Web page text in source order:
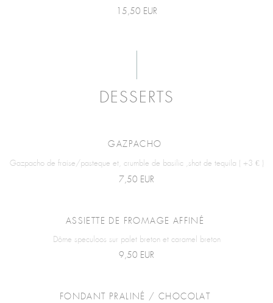
15,50 EUR
DESSERTS
GAZPACHO
Gazpacho de fraise/pasteque et, crumble de basilic ,shot de tequila ( +3 € )
7,50 EUR
ASSIETTE DE FROMAGE AFFINÉ
Dôme speculoos sur palet breton et caramel breton
9,50 EUR
FONDANT PRALINÉ / CHOCOLAT